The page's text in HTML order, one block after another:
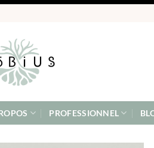
PROFESSIONNEL